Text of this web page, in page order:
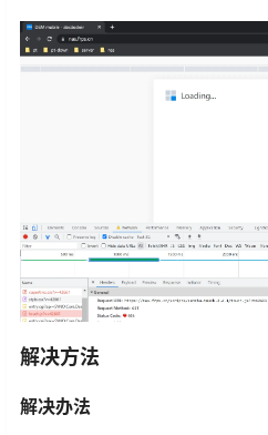
解决方法
解决办法